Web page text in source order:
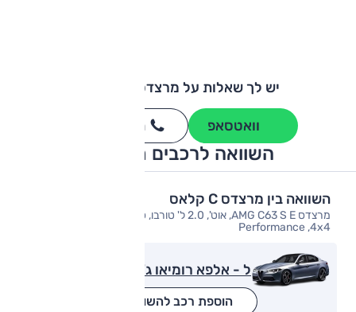
יש לך שאלות על מרצדס C קלאס?
וואטסאפ חייגו
השוואה לרכבים מתחרים
השוואה בין מרצדס C קלאס
מרצדס AMG C63 S E, אוט', 2.0 ל' טורבו, פלאג-אין הייבריד,
Performance ,4x4
ל - אלפא רומיאו ג'ולייה
הוספת רכב להשוואה